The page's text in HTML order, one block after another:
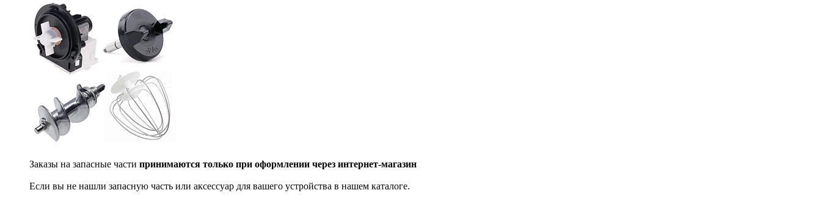
Заказы на запасные части принимаются только при оформлении через интернет-магазин
Если вы не нашли запасную часть или аксессуар для вашего устройства в нашем каталоге.